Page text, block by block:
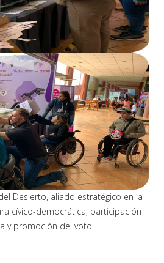
Desierto, aliado estratégico en la
cívico-democrática, participación
y promoción del voto